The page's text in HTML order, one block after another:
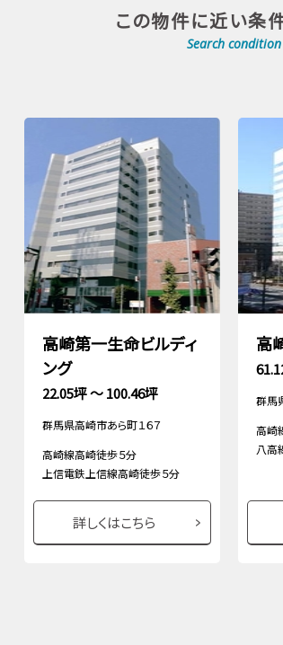
この物件に近い条
Search condition
高崎第一生命ビルディ
ング
22.05坪 ～ 100.46坪
群馬県高崎市あら町１６７
高崎線高崎徒歩５分
上信電鉄上信線高崎徒歩５分
詳しくはこちら
高
群馬
高崎
八高